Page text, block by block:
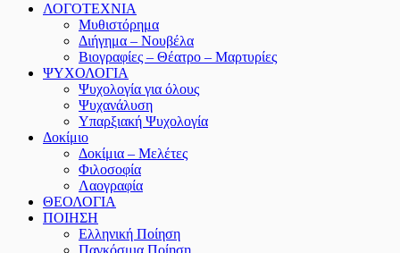
ΛΟΓΟΤΕΧΝΙΑ
Μυθιστόρημα
Διήγημα – Νουβέλα
Βιογραφίες – Θέατρο – Μαρτυρίες
ΨΥΧΟΛΟΓΙΑ
Ψυχολογία για όλους
Ψυχανάλυση
Υπαρξιακή Ψυχολογία
Δοκίμιο
Δοκίμια – Μελέτες
Φιλοσοφία
Λαογραφία
ΘΕΟΛΟΓΙΑ
ΠΟΙΗΣΗ
Ελληνική Ποίηση